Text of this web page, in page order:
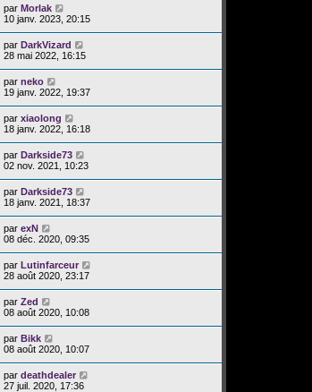
par Morlak
10 janv. 2023, 20:15
par DarkVizard
28 mai 2022, 16:15
par neko
19 janv. 2022, 19:37
par xiaolong
18 janv. 2022, 16:18
par Darkside73
02 nov. 2021, 10:23
par Darkside73
18 janv. 2021, 18:37
par exN
08 déc. 2020, 09:35
par Lutinfarceur
28 août 2020, 23:17
par Zed
08 août 2020, 10:08
par Bikk
08 août 2020, 10:07
par deathdealer
27 juil. 2020, 17:36